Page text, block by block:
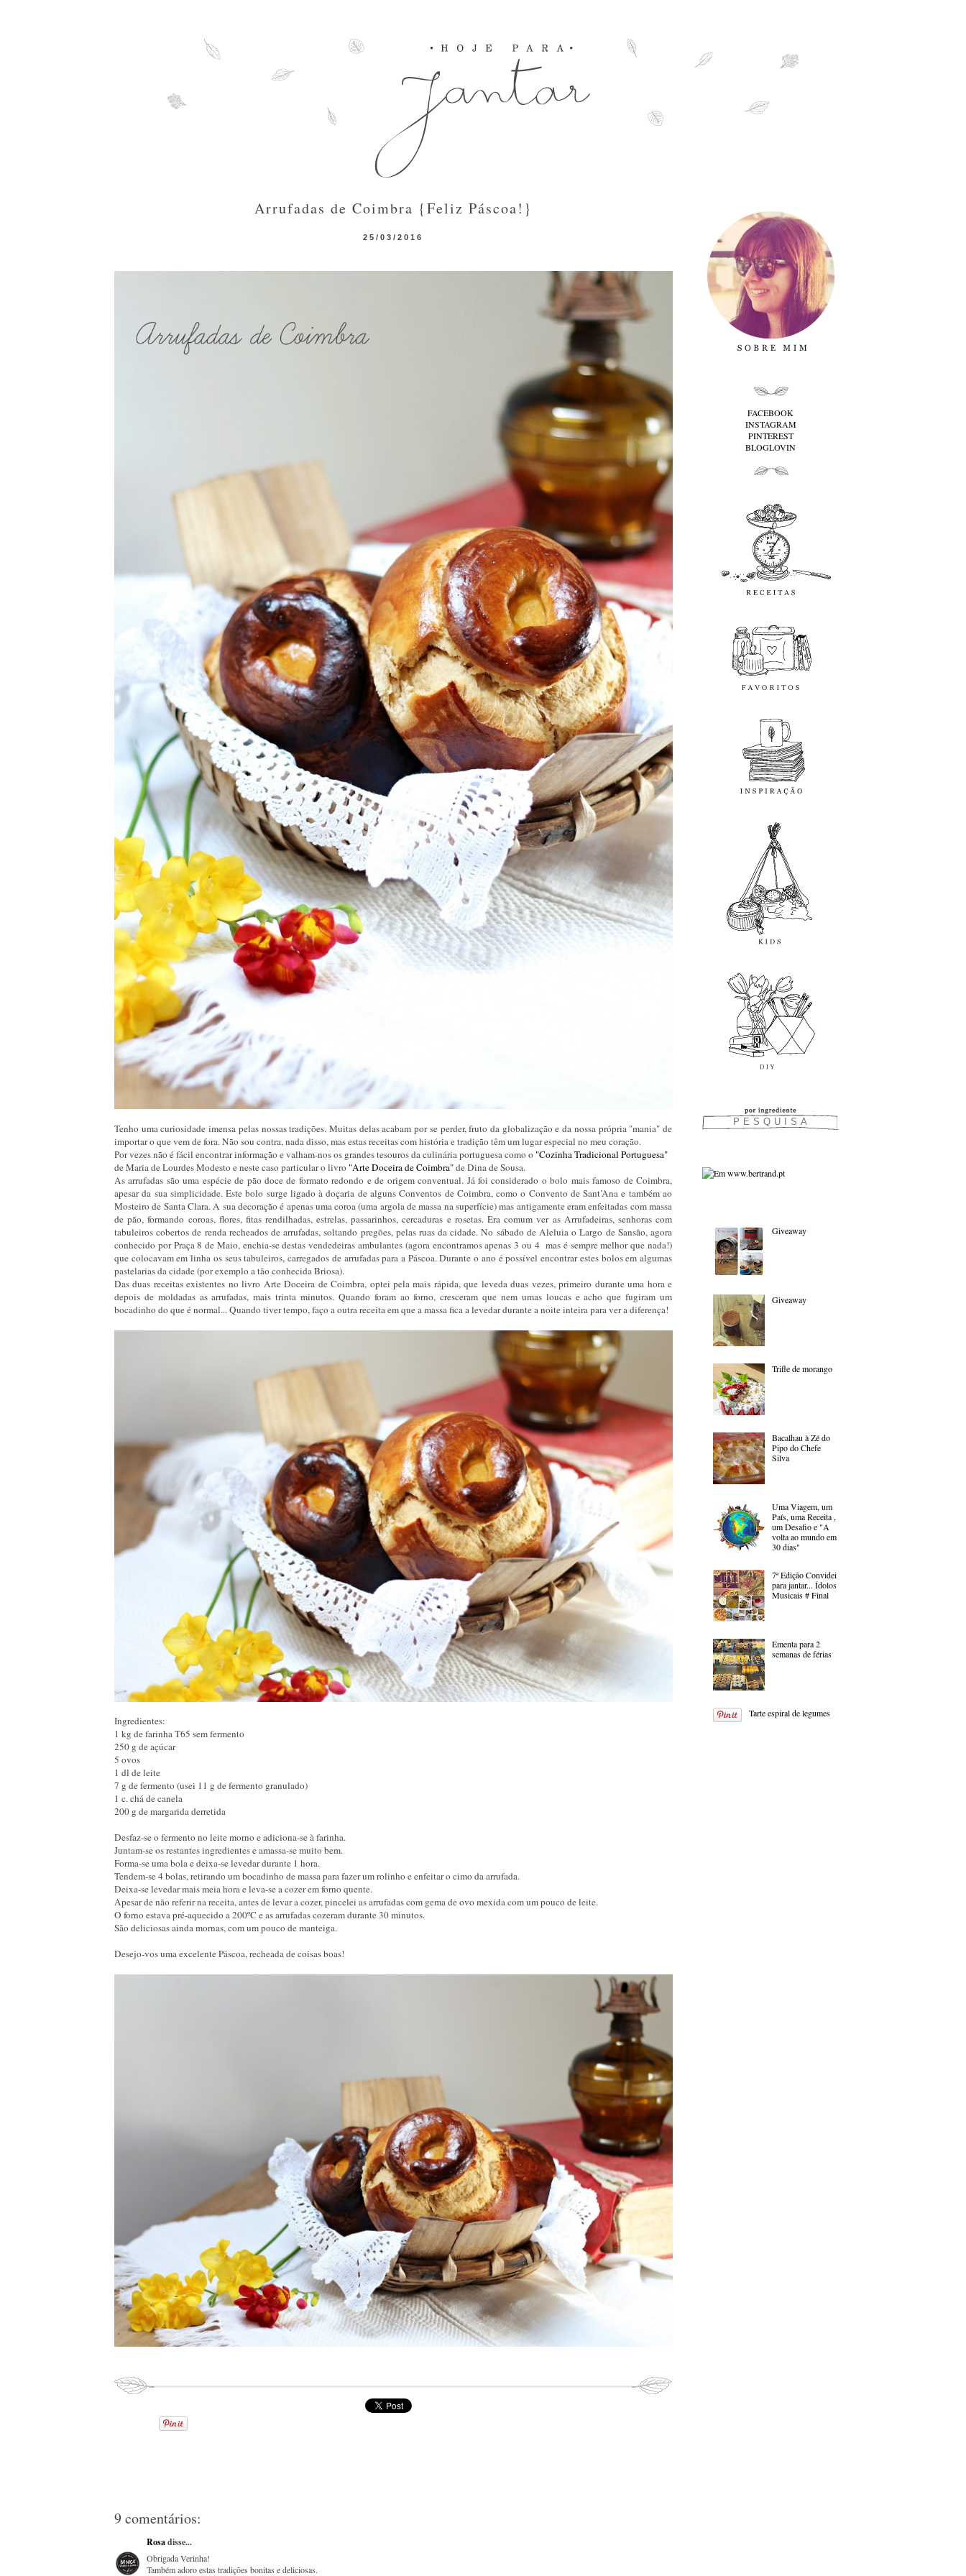
25/03/2016
Arrufadas de Coimbra {Feliz Páscoa!}
Tenho uma curiosidade imensa pelas nossas tradições. Muitas delas acabam por se perder, fruto da globalização e da nossa própria "mania" de
importar o que vem de fora. Não sou contra, nada disso, mas estas receitas com história e tradição têm um lugar especial no meu coração.
Por vezes não é fácil encontrar informação e valham-nos os grandes tesouros da culinária portuguesa como o "Cozinha Tradicional Portuguesa"
de Maria de Lourdes Modesto e neste caso particular o livro "Arte Doceira de Coimbra"de Dina de Sousa.
As arrufadas são uma espécie de pão doce de formato redondo e de origem conventual. Já foi considerado o bolo mais famoso de Coimbra,
apesar da sua simplicidade. Este bolo surge ligado à doçaria de alguns Conventos de Coimbra, como o Convento de Sant’Ana e também ao
Mosteiro de Santa Clara. A sua decoração é apenas uma coroa (uma argola de massa na superfície) mas antigamente eram enfeitadas com massa
de pão, formando coroas, flores, fitas rendilhadas, estrelas, passarinhos, cercaduras e rosetas. Era comum ver as Arrufadeiras, senhoras com
tabuleiros cobertos de renda recheados de arrufadas, soltando pregões, pelas ruas da cidade. No sábado de Aleluia o Largo de Sansão, agora
conhecido por Praça 8 de Maio, enchia-se destas vendedeiras ambulantes (agora encontramos apenas 3 ou 4 mas é sempre melhor que nada!)
que colocavam em linha os seus tabuleiros, carregados de arrufadas para a Páscoa. Durante o ano é possível encontrar estes bolos em algumas
pastelarias da cidade (por exemplo a tão conhecida Briosa).
Das duas receitas existentes no livro Arte Doceira de Coimbra, optei pela mais rápida, que leveda duas vezes, primeiro durante uma hora e
depois de moldadas as arrufadas, mais trinta minutos. Quando foram ao forno, cresceram que nem umas loucas e acho que fugiram um
bocadinho do que é normal... Quando tiver tempo, faço a outra receita em que a massa fica a levedar durante a noite inteira para ver a diferença!
Ingredientes:
1 kg de farinha T65 sem fermento
250 g de açúcar
5 ovos
1 dl de leite
7 g de fermento (usei 11 g de fermento granulado)
1 c. chá de canela
200 g de margarida derretida
Desfaz-se o fermento no leite morno e adiciona-se à farinha.
Juntam-se os restantes ingredientes e amassa-se muito bem.
Forma-se uma bola e deixa-se levedar durante 1 hora.
Tendem-se 4 bolas, retirando um bocadinho de massa para fazer um rolinho e enfeitar o cimo da arrufada.
Deixa-se levedar mais meia hora e leva-se a cozer em forno quente.
Apesar de não referir na receita, antes de levar a cozer, pincelei as arrufadas com gema de ovo mexida com um pouco de leite.
O forno estava pré-aquecido a 200ºC e as arrufadas cozeram durante 30 minutos.
São deliciosas ainda mornas, com um pouco de manteiga.
Desejo-vos uma excelente Páscoa, recheada de coisas boas!
9 comentários:
Rosadisse...
Obrigada Verinha!
Também adoro estas tradições bonitas e deliciosas.
FACEBOOK
INSTAGRAM
PINTEREST
BLOGLOVIN
Giveaway
Giveaway
Trifle de morango
Bacalhau à Zé do
Pipo do Chefe
Silva
Uma Viagem, um
País, uma Receita ,
um Desafio e "A
volta ao mundo em
30 dias"
7ª Edição Convidei
para jantar... Ídolos
Musicais # Final
Ementa para 2
semanas de férias
Tarte espiral de legumes